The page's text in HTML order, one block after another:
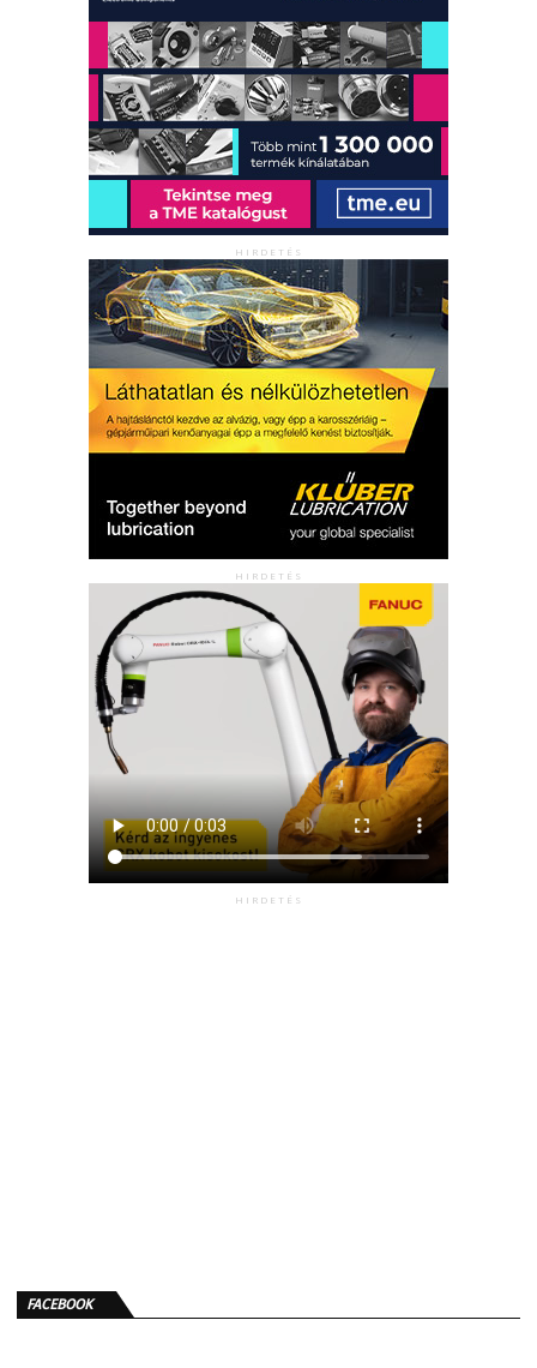
HIRDETÉS
HIRDETÉS
HIRDETÉS
FACEBOOK